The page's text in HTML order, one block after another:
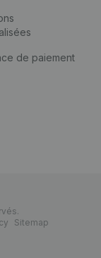
de paiement
Sitemap